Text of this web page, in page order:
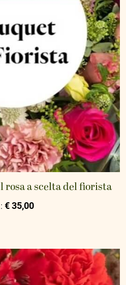
rosa a scelta del fiorista
€ 35,00